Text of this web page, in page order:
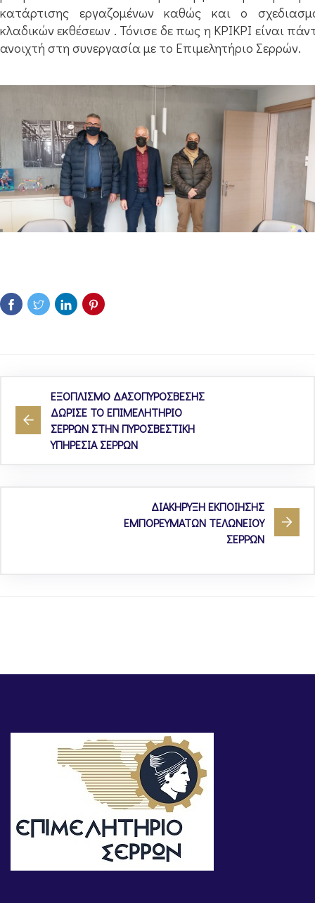
κατάρτισης εργαζομένων καθώς και ο
κλαδικών εκθέσεων . Τόνισε δε πως η ΚΡΙΚΡΙ είναι
ανοιχτή στη συνεργασία με το Επιμελητήριο Σερρών.
ΕΞΟΠΛΙΣΜΟ ΔΑΣΟΠΥΡΟΣΒΕΣΗΣ
ΔΩΡΙΣΕ ΤΟ ΕΠΙΜΕΛΗΤΗΡΙΟ
ΣΕΡΡΩΝ ΣΤΗΝ ΠΥΡΟΣΒΕΣΤΙΚΗ
ΥΠΗΡΕΣΙΑ ΣΕΡΡΩΝ
ΔΙΑΚΗΡΥΞΗ ΕΚΠΟΙΗΣΗΣ
ΕΜΠΟΡΕΥΜΑΤΩΝ ΤΕΛΩΝΕΙΟΥ
ΣΕΡΡΩΝ